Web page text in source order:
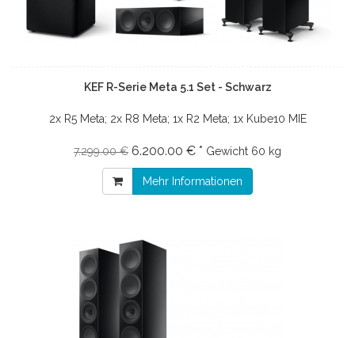
KEF R-Serie Meta 5.1 Set - Schwarz
2x R5 Meta; 2x R8 Meta; 1x R2 Meta; 1x Kube10 MIE
7.299.00 € 6.200.00 € * Gewicht 60 kg
Mehr Informationen